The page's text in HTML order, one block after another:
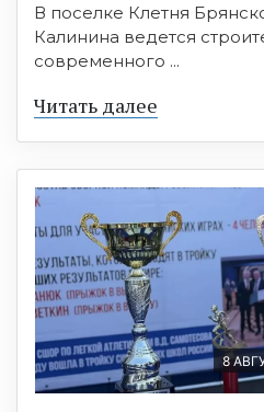
В поселке Клетня
Калинина ведется
современного ...
Читать далее
8